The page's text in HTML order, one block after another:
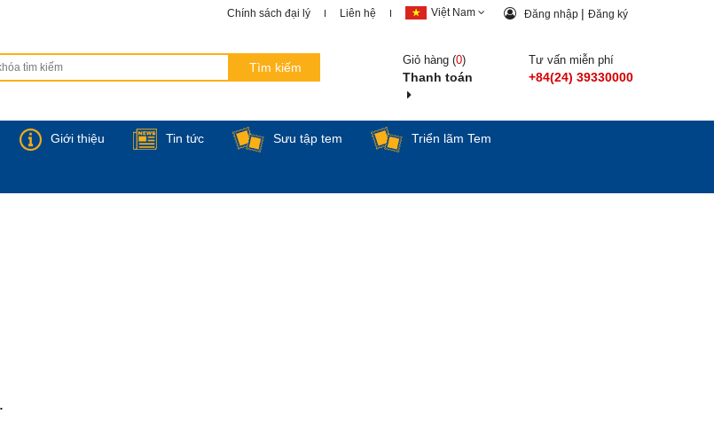
Chính sách đại lý Liên hệ Việt Nam Đăng nhập | Đăng ký
Giỏ hàng (0)
Thanh toán
Tư vấn miễn phí
+84(24) 39330000
Giới thiệu Tin tức Sưu tập tem Triển lãm Tem